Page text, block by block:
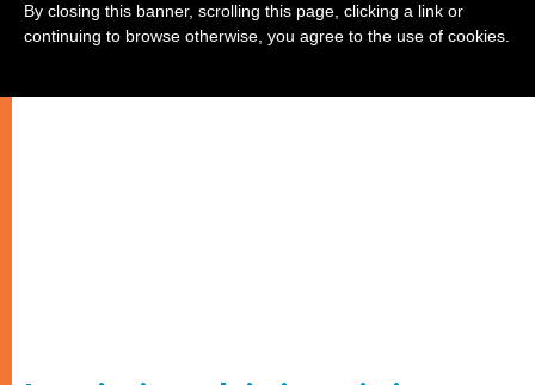
By closing this banner, scrolling this page, clicking a link or
continuing to browse otherwise, you agree to the use of cookies.